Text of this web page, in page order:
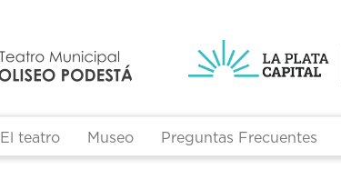
El teatro Museo Preguntas Frecuentes